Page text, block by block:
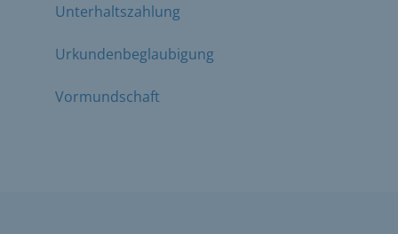
Unterhaltszahlung
Urkundenbeglaubigung
Vormundschaft